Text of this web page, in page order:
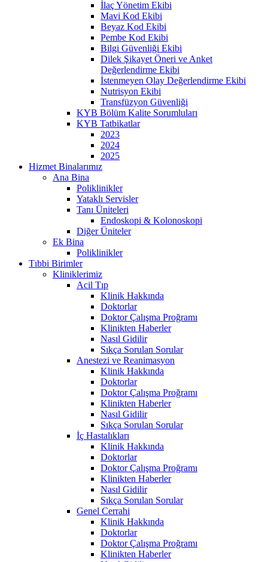
İlaç Yönetim Ekibi
Mavi Kod Ekibi
Beyaz Kod Ekibi
Pembe Kod Ekibi
Bilgi Güvenliği Ekibi
Dilek Şikayet Öneri ve Anket
Değerlendirme Ekibi
İstenmeyen Olay Değerlendirme Ekibi
Nutrisyon Ekibi
Transfüzyon Güvenliği
KYB Bölüm Kalite Sorumluları
KYB Tatbikatlar
2023
2024
2025
Hizmet Binalarımız
Ana Bina
Poliklinikler
Yataklı Servisler
Tanı Üniteleri
Endoskopi & Kolonoskopi
Diğer Üniteler
Ek Bina
Poliklinikler
Tıbbi Birimler
Kliniklerimiz
Acil Tıp
Klinik Hakkında
Doktorlar
Doktor Çalışma Proğramı
Klinikten Haberler
Nasıl Gidilir
Sıkça Sorulan Sorular
Anestezi ve Reanimasyon
Klinik Hakkında
Doktorlar
Doktor Çalışma Proğramı
Klinikten Haberler
Nasıl Gidilir
Sıkça Sorulan Sorular
İç Hastalıkları
Klinik Hakkında
Doktorlar
Doktor Çalışma Proğramı
Klinikten Haberler
Nasıl Gidilir
Sıkça Sorulan Sorular
Genel Cerrahi
Klinik Hakkında
Doktorlar
Doktor Çalışma Proğramı
Klinikten Haberler